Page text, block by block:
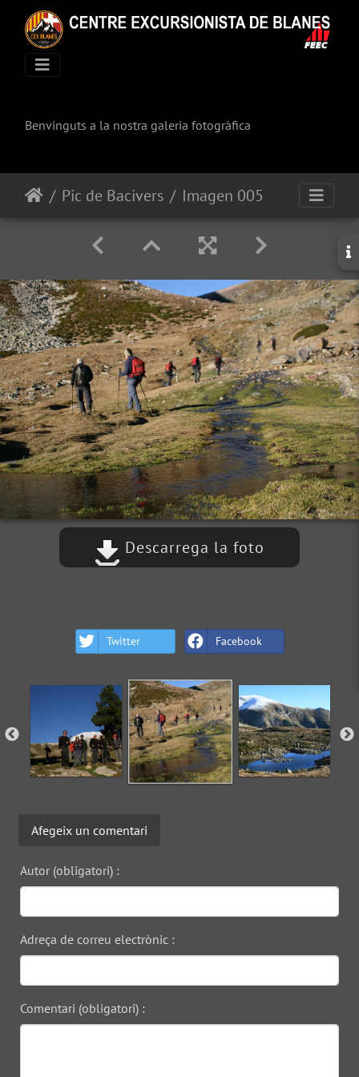
Benvinguts a la nostra galeria fotogràfica
Pic de Bacivers Imagen 005
Descarrega la foto
Twitter Facebook
Afegeix un comentari
Autor (obligatori) :
Adreça de correu electrònic :
Comentari (obligatori) :